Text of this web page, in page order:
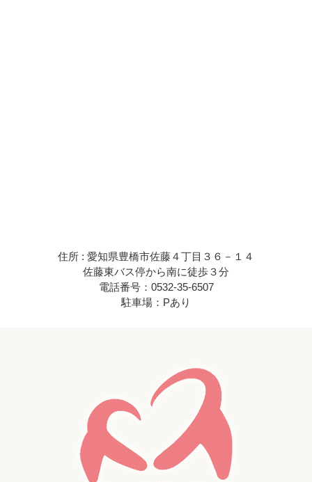
住所 : 愛知県豊橋市佐藤４丁目３６－１４
佐藤東バス停から南に徒歩３分
電話番号：0532-35-6507
駐車場：Pあり